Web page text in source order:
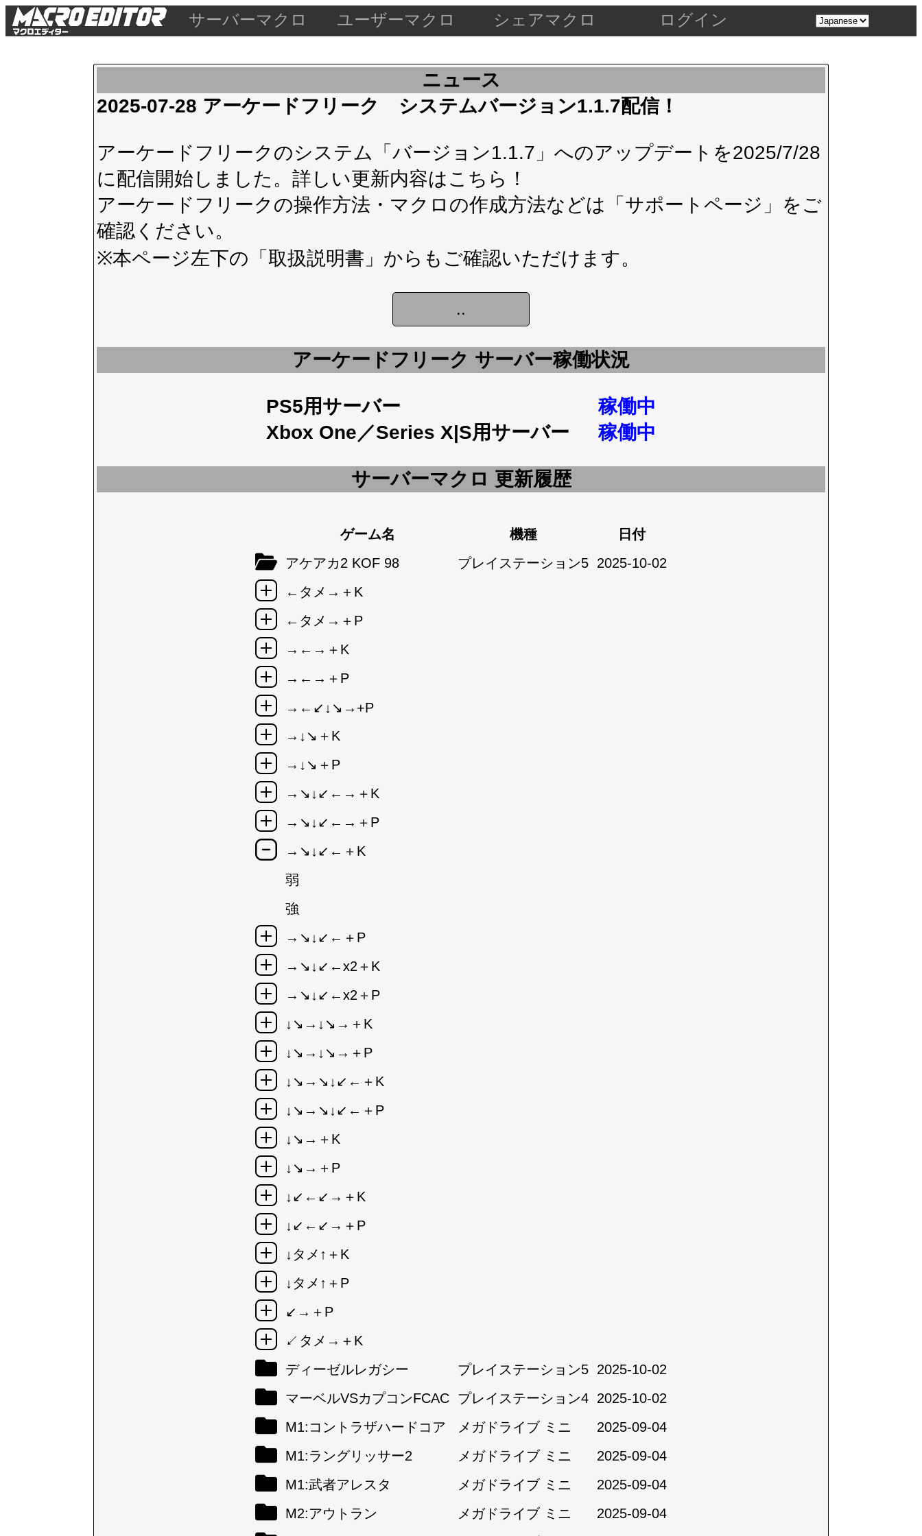
サーバーマクロ ユーザーマクロ シェアマクロ ログイン
ニュース
2025-07-28 アーケードフリーク システムバージョン1.1.7配信！
アーケードフリークのシステム「バージョン1.1.7」へのアップデートを2025/7/28
に配信開始しました。詳しい更新内容はこちら！
アーケードフリークの操作方法・マクロの作成方法などは 「サポートページ」 をご
確認ください。
※本ページ左下の 「取扱説明書」 からもご確認いただけます。
アーケードフリーク サーバー稼働状況
PS5用サーバー
稼働中
Xbox One／Series X|S用サーバー
稼働中
サーバーマクロ 更新履歴
ゲーム名 機種
日付
アケアカ2 KOF 98
プレイステーション5 2025-10-02
←タメ→＋K
←タメ→＋P
→←→＋K
→←→＋P
→←↙↓↘→+P
→↓↘＋K
→↓↘＋P
→↘↓↙←→＋K
→↘↓↙←→＋P
→↘↓↙←＋K
弱
強
→↘↓↙←＋P
→↘↓↙←x2＋K
→↘↓↙←x2＋P
↓↘→↓↘→＋K
↓↘→↓↘→＋P
↓↘→↘↓↙←＋K
↓↘→↘↓↙←＋P
↓↘→＋K
↓↘→＋P
↓↙←↙→＋K
↓↙←↙→＋P
↓タメ↑＋K
↓タメ↑＋P
↙→＋P
↙タメ→＋K
ディーゼルレガシー
プレイステーション5 2025-10-02
マーベルVSカプコンFCAC プレイステーション4 2025-10-02
M1:コントラザハードコア
メガドライブ ミニ
2025-09-04
M1:ラングリッサー2
メガドライブ ミニ
2025-09-04
M1:武者アレスタ
メガドライブ ミニ
2025-09-04
M2:アウトラン
メガドライブ ミニ
2025-09-04